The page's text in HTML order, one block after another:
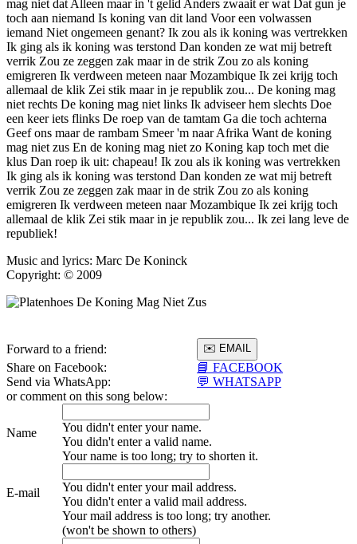
mag niet dat Alleen maar in 't gelid Anders zwaait er wat Dat gun je
toch aan niemand Is koning van dit land Voor een volwassen
iemand Niet ongemeen genant? Ik zou als ik koning was vertrekken
Ik ging als ik koning was terstond Dan konden ze wat mij betreft
verrik Zou ze zeggen zak maar in de strik Zou zo als koning
emigreren Ik verdween meteen naar Mozambique Ik zei krijg toch
allemaal de klik Zei stik maar in je republik zou... De koning mag
niet rechts De koning mag niet links Ik adviseer hem slechts Doe
een keer iets flinks De roep van de tamtam Ga die toch achterna
Geef ons maar de rambam Smeer 'm naar Afrika Want de koning
mag niet zus En de koning mag niet zo Koning kap toch met die
klus Dan roep ik uit: chapeau! Ik zou als ik koning was vertrekken
Ik ging als ik koning was terstond Dan konden ze wat mij betreft
verrik Zou ze zeggen zak maar in de strik Zou zo als koning
emigreren Ik verdween meteen naar Mozambique Ik zei krijg toch
allemaal de klik Zei stik maar in je republik zou... Ik zei lang leve de
republiek!
Music and lyrics: Marc De Koninck
Copyright: © 2009
Forward to a friend:
Share on Facebook:
📘 FACEBOOK
Send via WhatsApp:
💬 WHATSAPP
or comment on this song below:
Name
You didn't enter your name.
You didn't enter a valid name.
Your name is too long; try to shorten it.
E-mail
You didn't enter your mail address.
You didn't enter a valid mail address.
Your mail address is too long; try another.
(won't be shown to others)